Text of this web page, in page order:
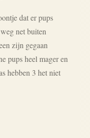
dat er pups
net buiten
zijn gegaan
pups heel mager en
hebben 3 het niet